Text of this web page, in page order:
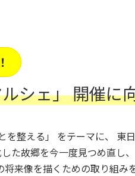
シェ」 開催に
を整える」 をテーマに、 東
た故郷を今一度見つめ直し
来像を描くための取り組み